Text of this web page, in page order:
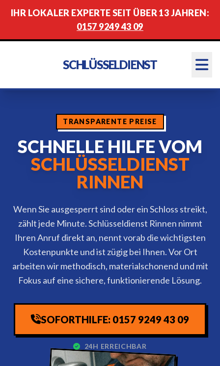
IHR LOKALER EXPERTE SEIT ÜBER 13 JAHREN:
0157 9249 43 09
SCHLÜSSELDIENST
TRANSPARENTE PREISE
SCHNELLE HILFE VOM
SCHLÜSSELDIENST
RINNEN
Wenn Sie ausgesperrt sind oder ein Schloss streikt,
zählt jede Minute. Schlüsseldienst Rinnen nimmt
Ihren Anruf direkt an, nennt vorab die wichtigsten
Kostenpunkte und ist zügig bei Ihnen. Vor Ort
arbeiten wir methodisch, materialschonend und mit
Fokus auf eine sichere, funktionierende Lösung.
SOFORTHILFE: 0157 9249 43 09
24H ERREICHBAR